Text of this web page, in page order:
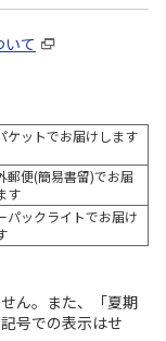
て
ケットでお届けします
郵便(簡易書留)でお届
す
パックライトでお届け
ん。また、「夏期
号での表示はせ